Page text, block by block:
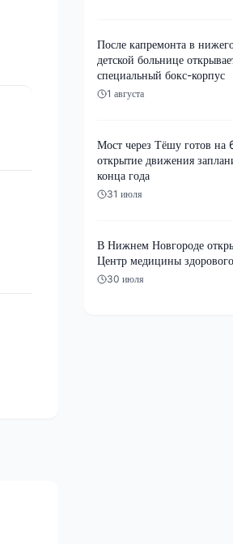
После капремонта в
детской больнице
специальный бокс-корпус
1 августа
Мост через Тёшу готов на
открытие движения
конца года
31 июля
В Нижнем Новгороде
Центр медицины
30 июля